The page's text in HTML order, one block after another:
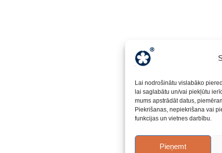
Lai nodrošinātu vislabāko
lai saglabātu un/vai piekļūtu
mums apstrādāt datus,
Piekrišanas, nepiekrišana vai
funkcijas un vietnes darbību.
Pieņemt